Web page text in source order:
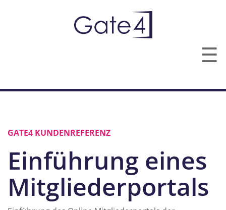
☰
TECHNOLOGIEN
ÜBER UNS
KONTAKT
GATE4 KUNDENREFERENZ
Einführung eines
Mitgliederportals